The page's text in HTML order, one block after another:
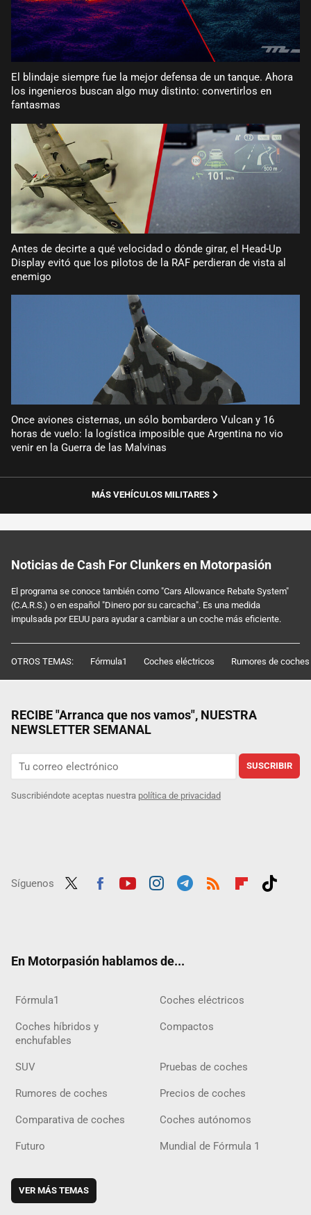
El blindaje siempre fue la mejor defensa de un tanque. Ahora
los ingenieros buscan algo muy distinto: convertirlos en
fantasmas
Antes de decirte a qué velocidad o dónde girar, el Head-Up
Display evitó que los pilotos de la RAF perdieran de vista al
enemigo
Once aviones cisternas, un sólo bombardero Vulcan y 16
horas de vuelo: la logística imposible que Argentina no vio
venir en la Guerra de las Malvinas
MÁS VEHÍCULOS MILITARES
Noticias de Cash For Clunkers en Motorpasión
El programa se conoce también como "Cars Allowance Rebate System"
(C.A.R.S.) o en español "Dinero por su carcacha". Es una medida
impulsada por EEUU para ayudar a cambiar a un coche más eficiente.
OTROS TEMAS: Fórmula1 Coches eléctricos Rumores de coches
RECIBE "Arranca que nos vamos", NUESTRA
NEWSLETTER SEMANAL
SUSCRIBIR
Suscribiéndote aceptas nuestra política de privacidad
Síguenos
En Motorpasión hablamos de...
Fórmula1 Coches eléctricos
Coches híbridos y
enchufables
Compactos
SUV Pruebas de coches
Rumores de coches Precios de coches
Comparativa de coches Coches autónomos
Futuro Mundial de Fórmula 1
VER MÁS TEMAS